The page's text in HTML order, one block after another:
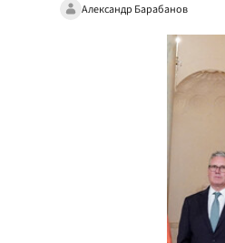
Александр Барабанов